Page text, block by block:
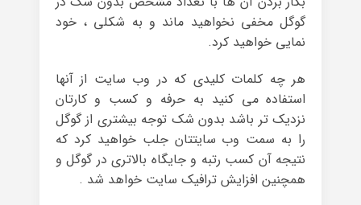
گوگل مخفی نخواهید ماند و به شکلی ، خود
نمایی خواهید کرد.
هر چه کلمات کلیدی که در وب سایت از آنها
استفاده می کنید به حرفه و کسب و کارتان
نزدیک تر باشد بدون شک توجه بیشتری از گوگل
را به سمت وب سایتتان جلب خواهید کرد که
نتیجه آن کسب رتبه و جایگاه بالاتری در گوگل و
همچنین افزایش ترافیک سایت خواهد شد .